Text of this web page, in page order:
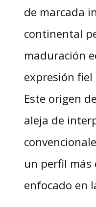
de marcada
continental
maduración
expresión
Este origen
aleja de
un perfil más
enfocado en